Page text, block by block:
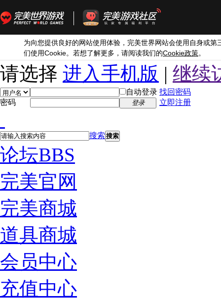
为向您提供良好的网站使用体验，完美世界网站会使用自身或第
们使用Cookie。若想了解更多，请阅读我们的Cookie政策。
请选择 进入手机版 | 继续
自动登录 找回密码
密码
登录 立即注册
搜索 搜索
论坛BBS
完美官网
完美商城
道具商城
会员中心
充值中心